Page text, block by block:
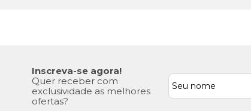
Inscreva-se agora!
Quer receber com
exclusividade as melhores
ofertas?